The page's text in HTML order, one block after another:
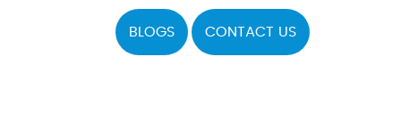
BLOGS CONTACT US